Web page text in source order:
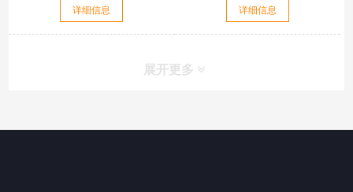
详细信息 详细信息
展开更多